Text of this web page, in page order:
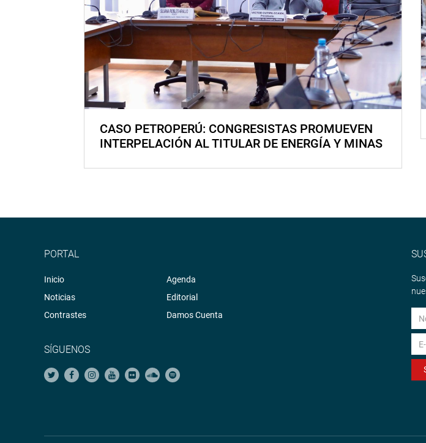
CASO PETROPERÚ: CONGRESISTAS PROMUEVEN
INTERPELACIÓN AL TITULAR DE ENERGÍA Y MINAS
PORTAL
Inicio
Noticias
Contrastes
Agenda
Editorial
Damos Cuenta
SÍGUENOS